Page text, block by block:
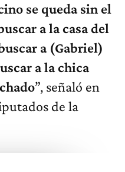
se queda sin el
a la casa del
a (Gabriel)
a la chica
”, señaló en
de la